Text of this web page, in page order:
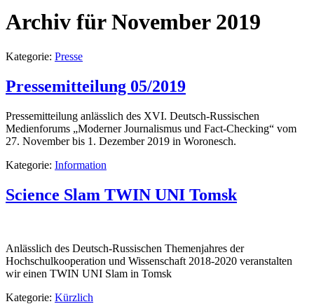
Archiv für November 2019
Kategorie: Presse
Pressemitteilung 05/2019
Pressemitteilung anlässlich des XVI. Deutsch-Russischen
Medienforums „Moderner Journalismus und Fact-Checking“ vom
27. November bis 1. Dezember 2019 in Woronesch.
Kategorie: Information
Science Slam TWIN UNI Tomsk
Anlässlich des Deutsch-Russischen Themenjahres der
Hochschulkooperation und Wissenschaft 2018-2020 veranstalten
wir einen TWIN UNI Slam in Tomsk
Kategorie: Kürzlich